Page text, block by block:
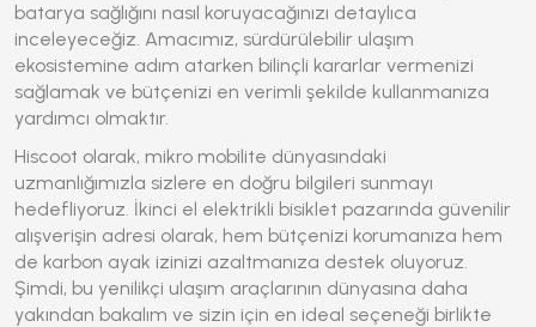
batarya sağlığını nasıl koruyacağınızı detaylıca
inceleyeceğiz. Amacımız, sürdürülebilir ulaşım
ekosistemine adım atarken bilinçli kararlar vermenizi
sağlamak ve bütçenizi en verimli şekilde kullanmanıza
yardımcı olmaktır.
Hiscoot olarak, mikro mobilite dünyasındaki
uzmanlığımızla sizlere en doğru bilgileri sunmayı
hedefliyoruz. İkinci el elektrikli bisiklet pazarında güvenilir
alışverişin adresi olarak, hem bütçenizi korumanıza hem
de karbon ayak izinizi azaltmanıza destek oluyoruz.
Şimdi, bu yenilikçi ulaşım araçlarının dünyasına daha
yakından bakalım ve sizin için en ideal seçeneği birlikte